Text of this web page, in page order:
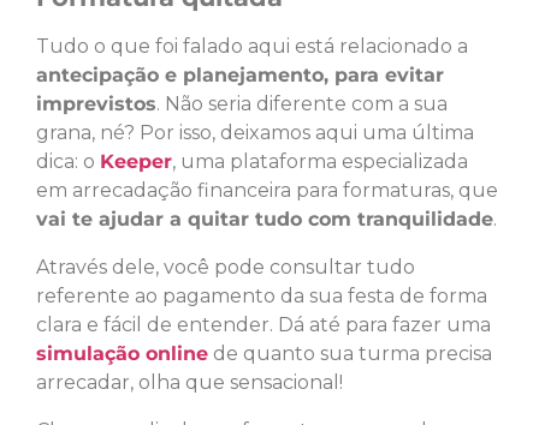
Tudo o que foi falado aqui está relacionado a
antecipação e planejamento, para evitar
imprevistos. Não seria diferente com a sua
grana, né? Por isso, deixamos aqui uma última
dica: o Keeper, uma plataforma especializada
em arrecadação financeira para formaturas, que
vai te ajudar a quitar tudo com tranquilidade.
Através dele, você pode consultar tudo
referente ao pagamento da sua festa de forma
clara e fácil de entender. Dá até para fazer uma
simulação online de quanto sua turma precisa
arrecadar, olha que sensacional!